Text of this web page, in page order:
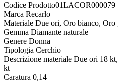
Codice Prodotto01LACOR000079
Marca Recarlo
Materiale Due ori, Oro bianco, Oro
Gemma Diamante naturale
Genere Donna
Tipologia Cerchio
Descrizione materiale Due ori 18
kt
Caratura 0,14